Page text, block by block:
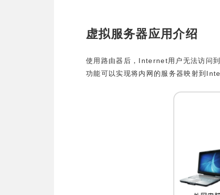
虚拟服务器应用介绍
使用路由器后， Internet 用户无法访问
功能可以实现将内网的服务器映射到